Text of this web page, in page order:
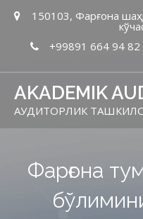
150103, Фарғона
+99891 664 94 82
AKADEMIK
АУДИТОРЛИК
Фарғона